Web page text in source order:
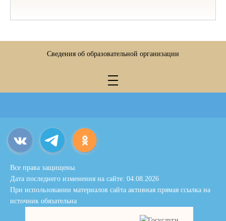
Сведения об образовательной организации
Все права защищены.
Дата последнего изменения на сайте: 04.08.2026
При использовании материалов сайта активная прямая ссылка на
источник обязательна